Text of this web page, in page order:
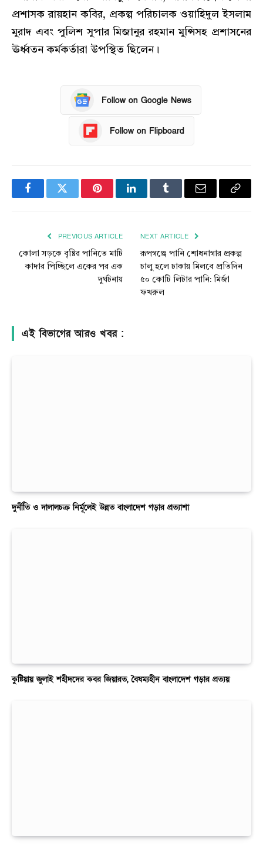
প্রশাসক রায়হান কবির, প্রকল্প পরিচালক ওয়াহিদুল ইসলাম
মুরাদ এবং পুলিশ সুপার মিজানুর রহমান মুন্সিসহ প্রশাসনের
ঊর্ধ্বতন কর্মকর্তারা উপস্থিত ছিলেন।
Follow on Google News
Follow on Flipboard
FacebookTwitter PinterestLinkedInTumblr Email
Copy
PREVIOUS ARTICLE
কোলা সড়কে বৃষ্টির পানিতে মাটি
কাদার পিচ্ছিলে একের পর এক
দুর্ঘটনায়
NEXT ARTICLE
রূপগঞ্জে পানি শোধনাগার প্রকল্প
চালু হলে ঢাকায় মিলবে প্রতিদিন
৫০ কোটি লিটার পানি: মির্জা
ফখরুল
এই বিভাগের আরও খবর :
দুর্নীতি ও দালালচক্র নির্মূলেই উন্নত বাংলাদেশ গড়ার প্রত্যাশা
কুষ্টিয়ায় জুলাই শহীদদের কবর জিয়ারত, বৈষম্যহীন বাংলাদেশ গড়ার প্রত্যয়